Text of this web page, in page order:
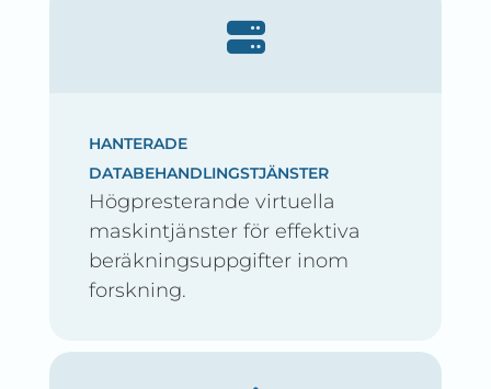
HANTERADE
DATABEHANDLINGSTJÄNSTER
Högpresterande virtuella
maskintjänster för effektiva
beräkningsuppgifter inom
forskning.